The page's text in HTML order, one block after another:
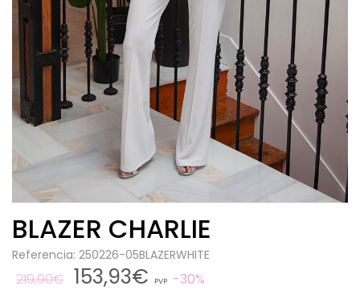
BLAZER CHARLIE
Referencia: 250226-05BLAZERWHITE
219,90€ 153,93€ PVP 30%